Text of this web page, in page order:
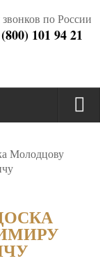
по России
101 94 21
Молодцову